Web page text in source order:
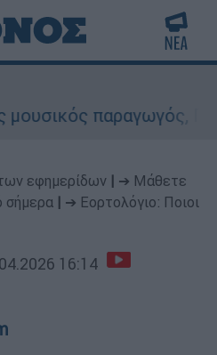
παραγωγός,
εφημερίδων
➔ Μάθετε
σήμερα
➔ Εορτολόγιο: Ποιοι
16:14